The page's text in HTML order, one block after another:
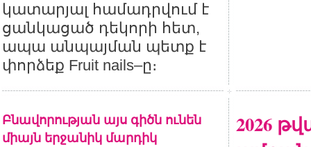
կատարյալ համադրվում է
ցանկացած դեկորի հետ,
ապա անպայման պետք է
փորձեք Fruit nails–ը։
Բնավորության այս գիծն ունեն
միայն երջանիկ մարդիկ
2026